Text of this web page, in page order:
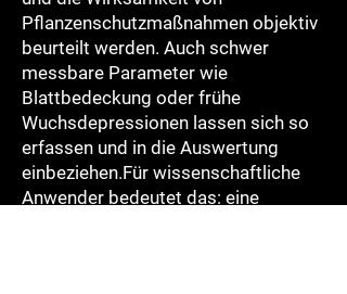
Pflanzenschutzmaßnahmen objektiv
beurteilt werden. Auch schwer
messbare Parameter wie
Blattbedeckung oder frühe
Wuchsdepressionen lassen sich so
erfassen und in die Auswertung
einbeziehen.Für wissenschaftliche
Anwender bedeutet das: eine